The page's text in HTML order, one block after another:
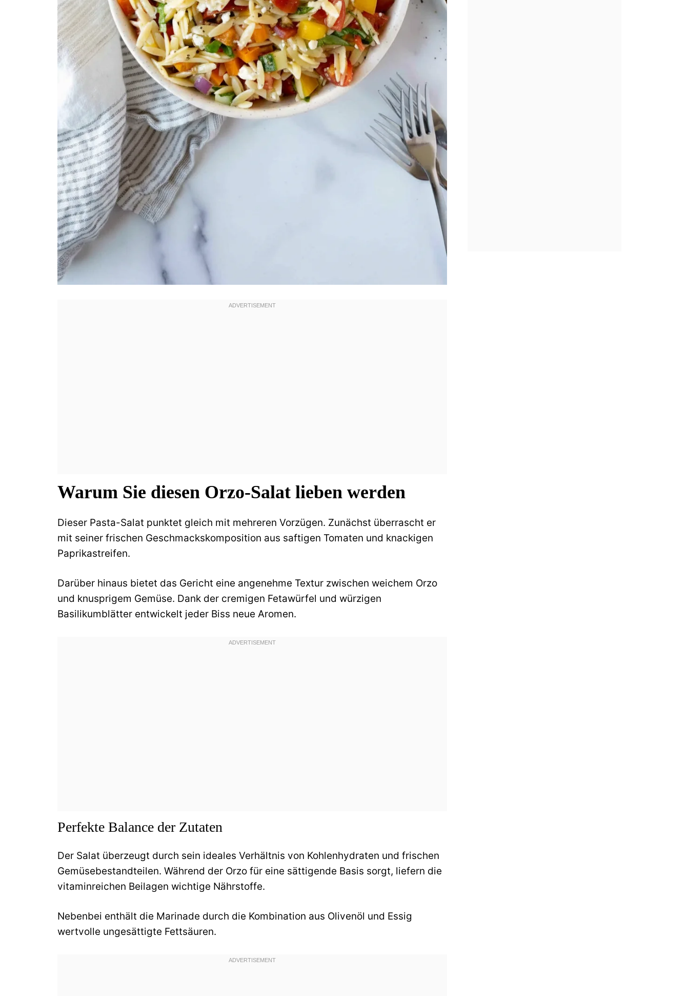
Warum Sie diesen Orzo-Salat lieben werden
Dieser Pasta-Salat punktet gleich mit mehreren Vorzügen. Zunächst überrascht er
mit seiner frischen Geschmackskomposition aus saftigen Tomaten und knackigen
Paprikastreifen.
Darüber hinaus bietet das Gericht eine angenehme Textur zwischen weichem Orzo
und knusprigem Gemüse. Dank der cremigen Fetawürfel und würzigen
Basilikumblätter entwickelt jeder Biss neue Aromen.
Perfekte Balance der Zutaten
Der Salat überzeugt durch sein ideales Verhältnis von Kohlenhydraten und frischen
Gemüsebestandteilen. Während der Orzo für eine sättigende Basis sorgt, liefern die
vitaminreichen Beilagen wichtige Nährstoffe.
Nebenbei enthält die Marinade durch die Kombination aus Olivenöl und Essig
wertvolle ungesättigte Fettsäuren.